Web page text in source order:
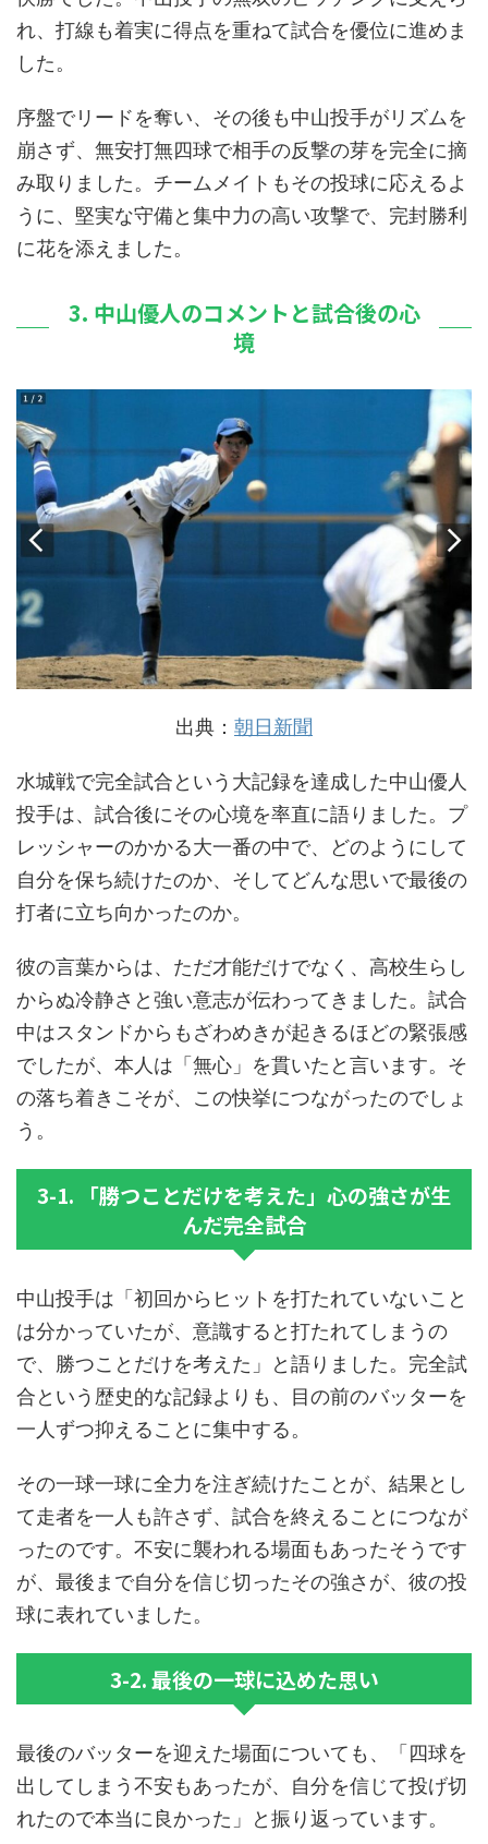
れ、打線も着実に得点を重ねて試合を優位に進めま
した。
序盤でリードを奪い、その後も中山投手がリズムを
崩さず、無安打無四球で相手の反撃の芽を完全に摘
み取りました。チームメイトもその投球に応えるよ
うに、堅実な守備と集中力の高い攻撃で、完封勝利
に花を添えました。
3. 中山優人のコメントと試合後の心
境
出典： 朝日新聞
水城戦で完全試合という大記録を達成した中山優人
投手は、試合後にその心境を率直に語りました。プ
レッシャーのかかる大一番の中で、どのようにして
自分を保ち続けたのか、そしてどんな思いで最後の
打者に立ち向かったのか。
彼の言葉からは、ただ才能だけでなく、高校生らし
からぬ冷静さと強い意志が伝わってきました。試合
中はスタンドからもざわめきが起きるほどの緊張感
でしたが、本人は「無心」を貫いたと言います。そ
の落ち着きこそが、この快挙につながったのでしょ
う。
3-1. 「勝つことだけを考えた」心の強さが生
んだ完全試合
中山投手は「初回からヒットを打たれていないこと
は分かっていたが、意識すると打たれてしまうの
で、勝つことだけを考えた」と語りました。完全試
合という歴史的な記録よりも、目の前のバッターを
一人ずつ抑えることに集中する。
その一球一球に全力を注ぎ続けたことが、結果とし
て走者を一人も許さず、試合を終えることにつなが
ったのです。不安に襲われる場面もあったそうです
が、最後まで自分を信じ切ったその強さが、彼の投
球に表れていました。
3-2. 最後の一球に込めた思い
最後のバッターを迎えた場面についても、「四球を
出してしまう不安もあったが、自分を信じて投げ切
れたので本当に良かった」と振り返っています。